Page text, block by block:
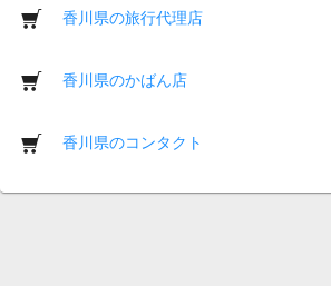
香川県の旅行代理店
香川県のかばん店
香川県のコンタクト